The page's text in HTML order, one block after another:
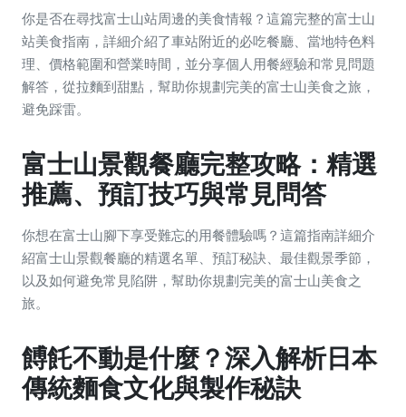
你是否在尋找富士山站周邊的美食情報？這篇完整的富士山
站美食指南，詳細介紹了車站附近的必吃餐廳、當地特色料
理、價格範圍和營業時間，並分享個人用餐經驗和常見問題
解答，從拉麵到甜點，幫助你規劃完美的富士山美食之旅，
避免踩雷。
富士山景觀餐廳完整攻略：精選
推薦、預訂技巧與常見問答
你想在富士山腳下享受難忘的用餐體驗嗎？這篇指南詳細介
紹富士山景觀餐廳的精選名單、預訂秘訣、最佳觀景季節，
以及如何避免常見陷阱，幫助你規劃完美的富士山美食之
旅。
餺飥不動是什麼？深入解析日本
傳統麵食文化與製作秘訣